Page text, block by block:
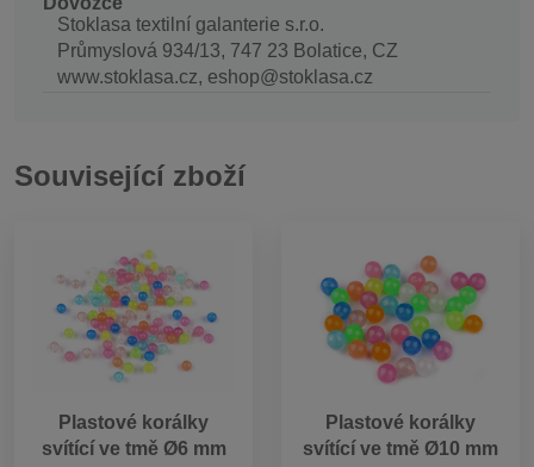
Stoklasa textilní galanterie s.r.o.
Průmyslová 934/13, 747 23 Bolatice, CZ
www.stoklasa.cz, eshop@stoklasa.cz
Související zboží
Plastové korálky
svítící ve tmě Ø6 mm
Plastové korálky
svítící ve tmě Ø10 mm